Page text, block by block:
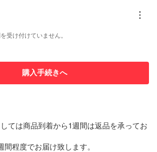
受け付けていません。
購入手続きへ
ては商品到着から1週間は返品を承ってお
程度でお届け致します。